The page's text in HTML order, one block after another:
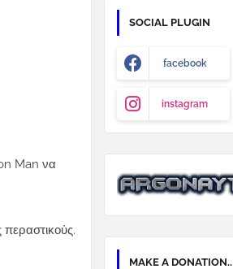
Man να
SOCIAL PLUGIN
facebook
instagram
MAKE A DONATION..